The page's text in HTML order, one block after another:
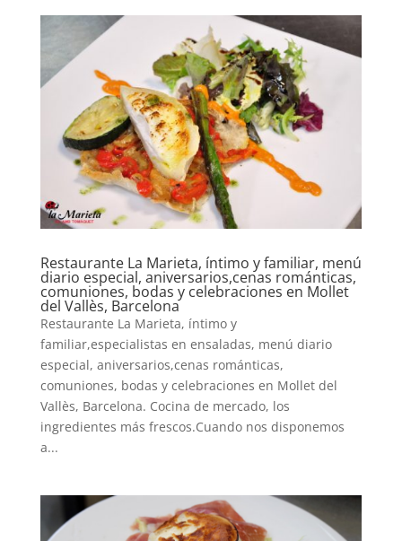
Restaurante La Marieta, íntimo y familiar, menú
diario especial, aniversarios,cenas románticas,
comuniones, bodas y celebraciones en Mollet
del Vallès, Barcelona
Restaurante La Marieta, íntimo y
familiar,especialistas en ensaladas, menú diario
especial, aniversarios,cenas románticas,
comuniones, bodas y celebraciones en Mollet del
Vallès, Barcelona. Cocina de mercado, los
ingredientes más frescos.Cuando nos disponemos
a...